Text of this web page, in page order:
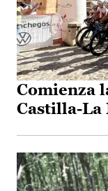
Comienza
Castilla-La